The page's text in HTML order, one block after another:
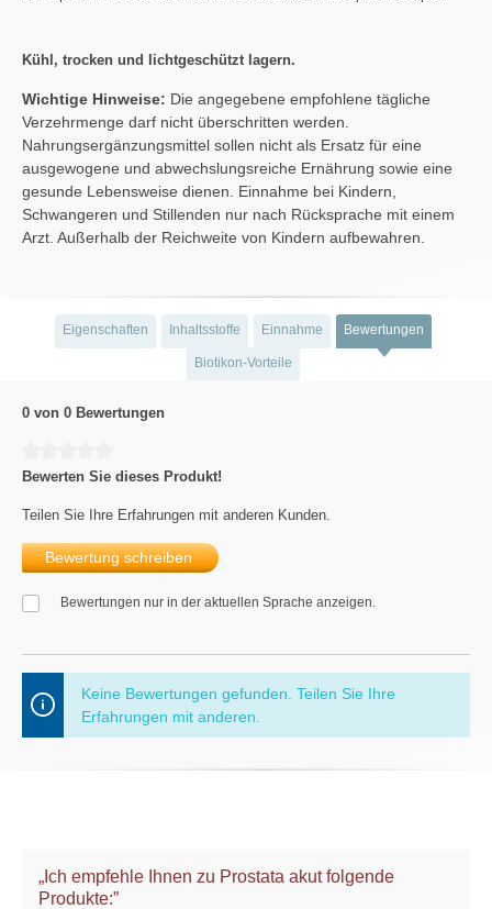
Kühl, trocken und lichtgeschützt lagern.
Wichtige Hinweise: Die angegebene empfohlene tägliche
Verzehrmenge darf nicht überschritten werden.
Nahrungsergänzungsmittel sollen nicht als Ersatz für eine
ausgewogene und abwechslungsreiche Ernährung sowie eine
gesunde Lebensweise dienen. Einnahme bei Kindern,
Schwangeren und Stillenden nur nach Rücksprache mit einem
Arzt. Außerhalb der Reichweite von Kindern aufbewahren.
Eigenschaften Inhaltsstoffe Einnahme Bewertungen
Biotikon-Vorteile
0 von 0 Bewertungen
Bewerten Sie dieses Produkt!
Teilen Sie Ihre Erfahrungen mit anderen Kunden.
Bewertung schreiben
Bewertungen nur in der aktuellen Sprache anzeigen.
Keine Bewertungen gefunden. Teilen Sie Ihre
Erfahrungen mit anderen.
„Ich empfehle Ihnen zu Prostata akut folgende
Produkte:”